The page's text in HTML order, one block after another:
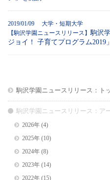
2019/01/09 大学・短期大学
【駒沢学園ニュースリリース】駒沢
ジョイ！ 子育てプログラム2019
駒沢学園ニュースリリース：ト
駒沢学園ニュースリリース：ア
2026年(4)
2025年(10)
2024年(8)
2023年(14)
2022年(15)